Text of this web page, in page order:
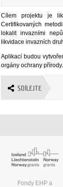
Cílem projektu je
Certifikovaných
lokalit invazními
likvidace invazních
Aplikací budou
orgány ochrany přírody.
SDÍLEJTE
Fondy EHP a